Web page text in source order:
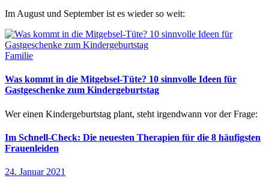
Im August und September ist es wieder so weit:
Familie
Was kommt in die Mitgebsel-Tüte? 10 sinnvolle Ideen für
Gastgeschenke zum Kindergeburtstag
Wer einen Kindergeburtstag plant, steht irgendwann vor der Frage:
Im Schnell-Check: Die neuesten Therapien für die 8 häufigsten
Frauenleiden
24. Januar 2021